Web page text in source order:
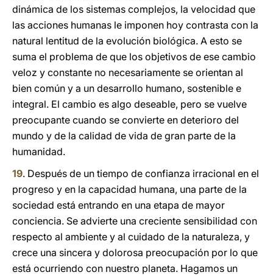
dinámica de los sistemas complejos, la velocidad que
las acciones humanas le imponen hoy contrasta con la
natural lentitud de la evolución biológica. A esto se
suma el problema de que los objetivos de ese cambio
veloz y constante no necesariamente se orientan al
bien común y a un desarrollo humano, sostenible e
integral. El cambio es algo deseable, pero se vuelve
preocupante cuando se convierte en deterioro del
mundo y de la calidad de vida de gran parte de la
humanidad.
19. Después de un tiempo de confianza irracional en el
progreso y en la capacidad humana, una parte de la
sociedad está entrando en una etapa de mayor
conciencia. Se advierte una creciente sensibilidad con
respecto al ambiente y al cuidado de la naturaleza, y
crece una sincera y dolorosa preocupación por lo que
está ocurriendo con nuestro planeta. Hagamos un